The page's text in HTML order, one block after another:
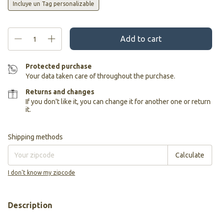
Incluye un Tag personalizable
Protected purchase
Your data taken care of throughout the purchase.
Returns and changes
If you don't like it, you can change it for another one or return
it.
Shipping for zipcode:
Shipping methods
Calculate
I don't know my zipcode
Description